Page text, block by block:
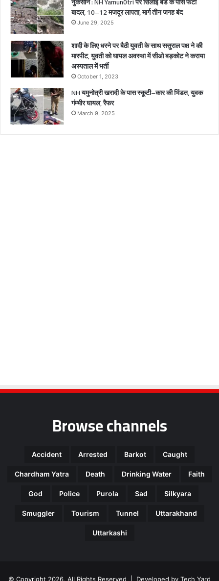
बादल, 10–12 मजदूर लापता, मार्ग तीन जगह बंद
June 29, 2025
शादी के लिए धरने पर बैठी युवती के साथ ससुराल पक्ष ने की
मारपीट, युवती को घायल अवस्था में सीओ बड़कोट ने कराया
अस्पताल में भर्ती
October 1, 2023
NH यमुनोत्री खरादी के पास स्कूटी–कार की भिंडत, युवक
गंम्भीर घायल, रैफर
March 9, 2025
Browse channels
Accident Arrested Barkot Caught
Chardham Yatra Death Drinking Water Faith
God Police Purola Sad Silkyara
Smuggler Tourism Tunnel Uttarakhand
Uttarkashi
© Copyright 2026, All Rights Reserved | Developed by Tech Yard